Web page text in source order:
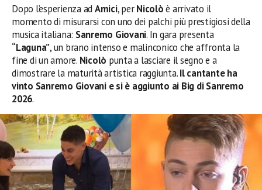
Dopo l’esperienza adAmici, perNicolòè arrivato il
momento di misurarsi con uno dei palchi più prestigiosi della
musica italiana: Sanremo Giovani. In gara presenta
“Laguna”, un brano intenso e malinconico che affronta la
fine di un amore. Nicolò punta a lasciare il segno e a
dimostrare la maturità artistica raggiunta.Il cantante ha
vinto Sanremo Giovani e si è aggiunto ai Big di Sanremo
2026.